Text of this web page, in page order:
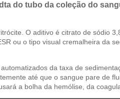
do tubo da coleção do
O aditivo é citrato de sódio
ou o tipo visual cremalheira da
da taxa de
até que o sangue pare de
a bolha da hemólise, da